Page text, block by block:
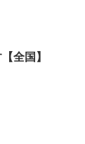
全国】